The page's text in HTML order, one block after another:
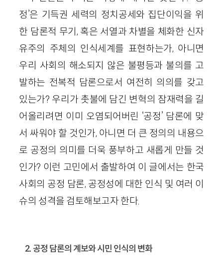
정’은 기득권 세력의 정치공세와 집단이익을 위
한 담론적 무기, 혹은 서열과 차별을 체화한 신자
유주의 주체의 인식세계를 표현하는가, 아니면
우리 사회의 해소되지 않은 불평등과 불의를 고
발하는 전복적 담론으로서 여전히 의의를 갖고
있는가? 우리가 촛불에 담긴 변혁의 잠재력을 길
어올리려면 이미 오염되어버린 ‘공정’ 담론에 맞
서 싸워야 할 것인가, 아니면 더 큰 정의의 내용으
로 공정의 의미를 더욱 풍부하고 새롭게 만들 것
인가? 이런 고민에서 출발하여 이 글에서는 한국
사회의 공정 담론, 공정성에 대한 인식 및 여러 이
슈의 성격을 검토해보고자 한다.
2. 공정 담론의 계보와 시민 인식의 변화